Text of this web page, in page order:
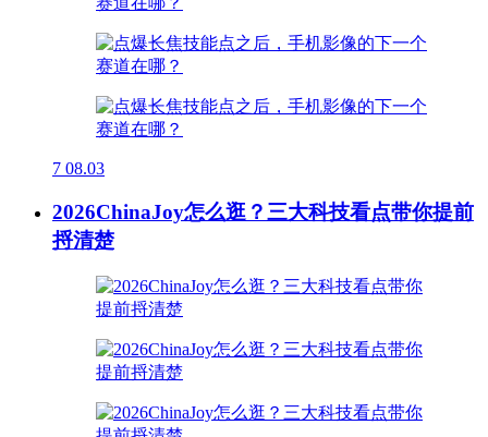
7 08.03
2026ChinaJoy怎么逛？三大科技看点带你提前
捋清楚